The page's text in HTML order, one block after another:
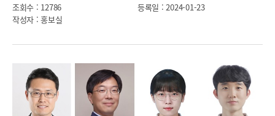
조회수 : 12786 등록일 : 2024-01-23
작성자 : 홍보실